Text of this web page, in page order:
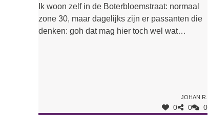
Ik woon zelf in de Boterbloemstraat: normaal
zone 30, maar dagelijks zijn er passanten die
denken: goh dat mag hier toch wel wat
Johan R.
0 0 0